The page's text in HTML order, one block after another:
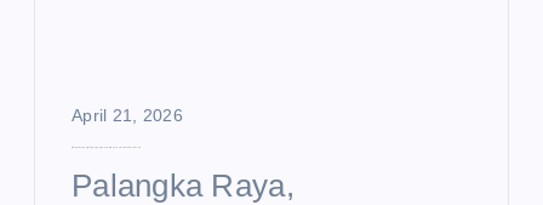
April 21, 2026
Palangka Raya,